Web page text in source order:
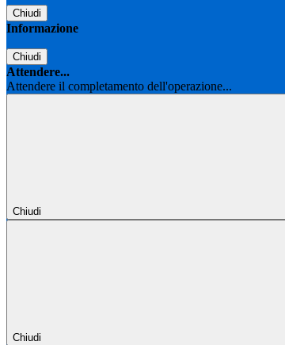
Chiudi
Informazione
Chiudi
Attendere...
Attendere il completamento dell'operazione...
Chiudi
Chiudi